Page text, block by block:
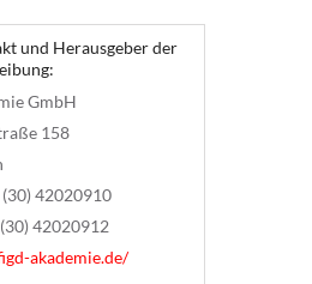
und Herausgeber der
GmbH
158
42020910
42020912
akademie.de/